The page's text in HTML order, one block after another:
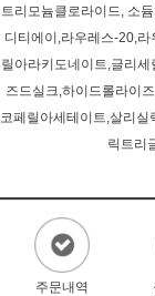
트리모늄클로라이드, 소
디티에이,라우레스-20,
릴아라키도네이트,글리
즈드실크,하이드롤라이
코페릴아세테이트,살리
릭트리
주문내역